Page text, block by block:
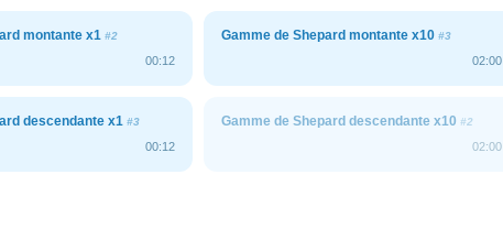
montante x1 #2
00:12
Gamme de Shepard montante x10#3
02:00
descendante x1 #3
00:12
Gamme de Shepard descendante x10#2
02:00